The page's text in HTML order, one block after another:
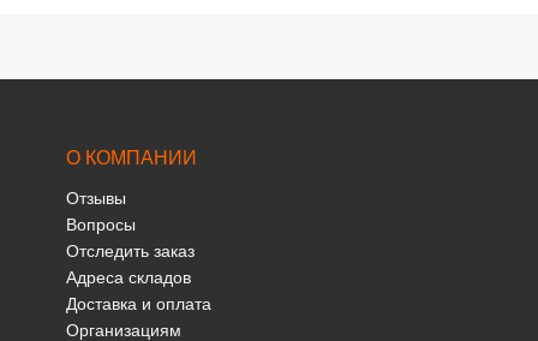
О КОМПАНИИ
Отзывы
Вопросы
Отследить заказ
Адреса складов
Доставка и оплата
Организациям